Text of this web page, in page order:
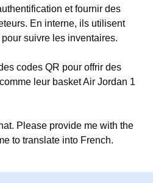
et fournir des
En interne, ils utilisent
suivre les inventaires.
codes QR pour offrir des
leur basket Air Jordan 1
Please provide me with the
to translate into French.